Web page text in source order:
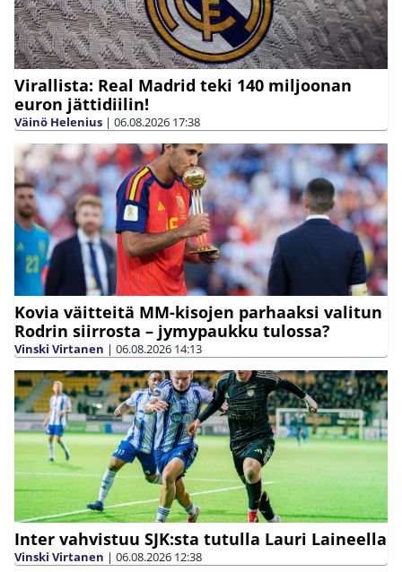
Virallista: Real Madrid teki 140 miljoonan
euron jättidiilin!
Väinö Helenius | 06.08.2026 17:38
Kovia väitteitä MM-kisojen parhaaksi valitun
Rodrin siirrosta – jymypaukku tulossa?
Vinski Virtanen | 06.08.2026 14:13
Inter vahvistuu SJK:sta tutulla Lauri Laineella
Vinski Virtanen | 06.08.2026 12:38